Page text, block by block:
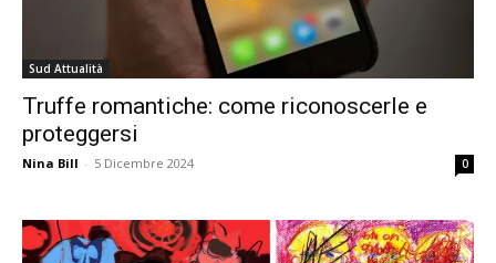
Sud Attualità
Truffe romantiche: come riconoscerle e
proteggersi
Nina Bill - 5 Dicembre 2024 0